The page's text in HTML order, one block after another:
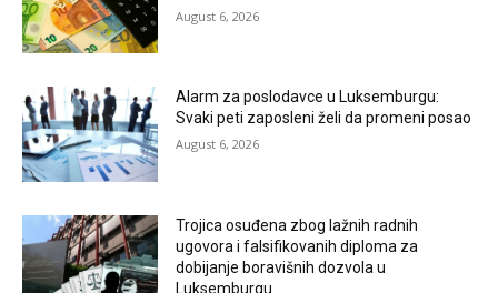
August 6, 2026
Alarm za poslodavce u Luksemburgu:
Svaki peti zaposleni želi da promeni posao
August 6, 2026
Trojica osuđena zbog lažnih radnih
ugovora i falsifikovanih diploma za
dobijanje boravišnih dozvola u
Luksemburgu